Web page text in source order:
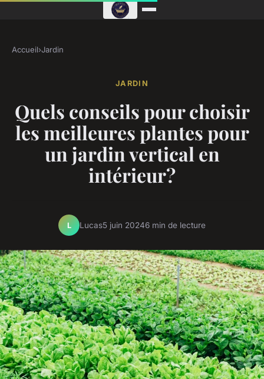
Accueil›Jardin
JARDIN
Quels conseils pour choisir
les meilleures plantes pour
un jardin vertical en
intérieur?
L Lucas5 juin 20246 min de lecture